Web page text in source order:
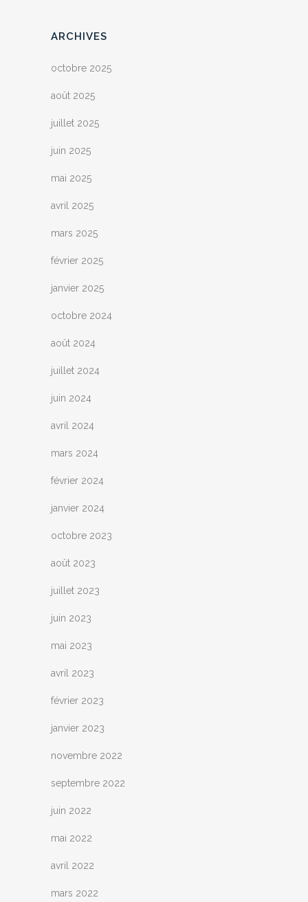
ARCHIVES
octobre 2025
août 2025
juillet 2025
juin 2025
mai 2025
avril 2025
mars 2025
février 2025
janvier 2025
octobre 2024
août 2024
juillet 2024
juin 2024
avril 2024
mars 2024
février 2024
janvier 2024
octobre 2023
août 2023
juillet 2023
juin 2023
mai 2023
avril 2023
février 2023
janvier 2023
novembre 2022
septembre 2022
juin 2022
mai 2022
avril 2022
mars 2022